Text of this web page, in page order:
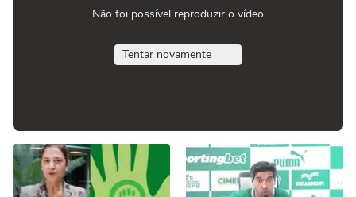
Não foi possível reproduzir o vídeo
Tentar novamente